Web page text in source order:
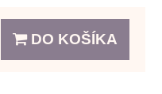
DO KOŠÍKA